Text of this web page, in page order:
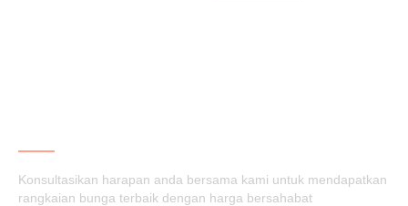
Konsultasikan harapan anda bersama kami untuk mendapatkan
rangkaian bunga terbaik dengan harga bersahabat